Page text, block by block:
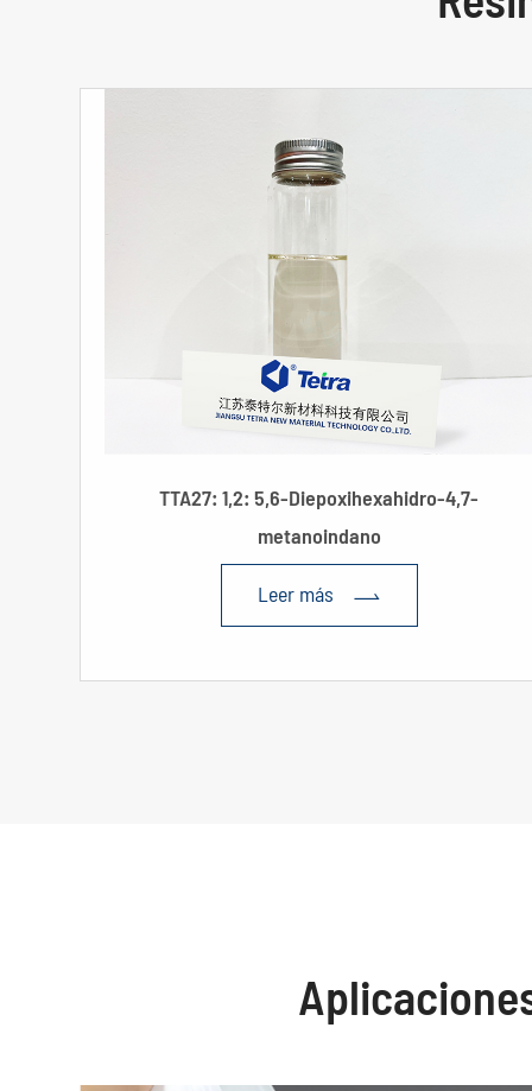
TTA27: 1,2: 5,6-Diepoxihexahidro-4,7-
metanoindano
Leer más 